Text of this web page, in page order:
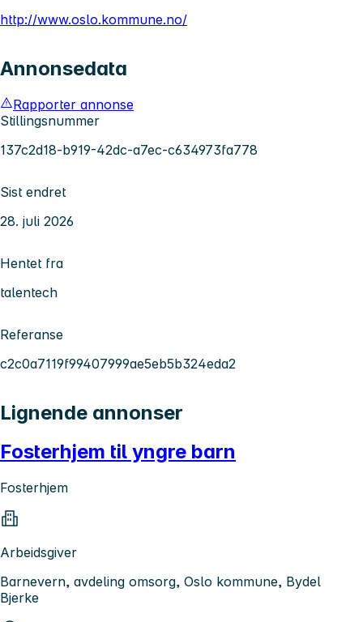
http://www.oslo.kommune.no/
Annonsedata
Rapporter annonse
Stillingsnummer
137c2d18-b919-42dc-a7ec-c634973fa778
Sist endret
28. juli 2026
Hentet fra
talentech
Referanse
c2c0a7119f99407999ae5eb5b324eda2
Lignende annonser
Fosterhjem til yngre barn
Fosterhjem
Arbeidsgiver
Barnevern, avdeling omsorg, Oslo kommune, Bydel
Bjerke